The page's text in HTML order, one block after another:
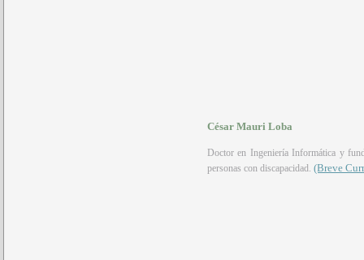
César Mauri Loba
Doctor en Ingeniería Informática y
personas con discapacidad. (Breve